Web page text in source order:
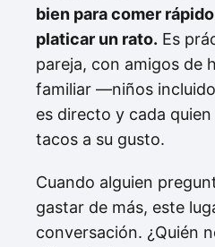
bien para comer
platicar un rato. Es
pareja, con amigos de
familiar —niños
es directo y cada
tacos a su gusto.
Cuando alguien
gastar de más, este
conversación. ¿Quién